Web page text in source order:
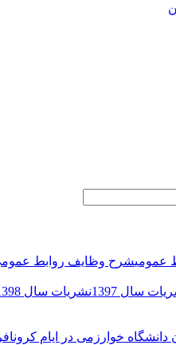
عمومیشرح وظایف روابط
سال 1397 نشریات سال 1398
خوارزمی در ایام کرونا